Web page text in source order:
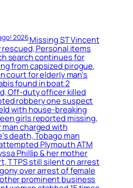
2026Missing ST Vincent
rescued, Personal items
search continues for
from capsized pirogue,
court for elderly man’s
found in boat 2
Off-duty officer killed
robbery one suspect
with house-breaking
girls reported missing,
man charged with
death, Tobago man
Plymouth ATM
Phillip & her mother
TTPS still silent on arrest
over arrest of female
prominent business